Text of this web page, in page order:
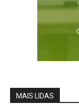
MAIS LIDAS